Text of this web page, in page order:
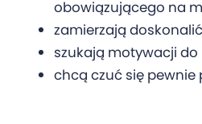
obowiązującego na
zamierzają
szukają motywacji do
chcą czuć się